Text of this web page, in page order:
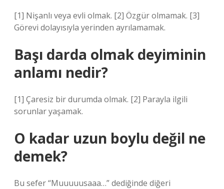
[1] Nişanlı veya evli olmak. [2] Özgür olmamak. [3]
Görevi dolayısıyla yerinden ayrılamamak.
Başı darda olmak deyiminin
anlamı nedir?
[1] Çaresiz bir durumda olmak. [2] Parayla ilgili
sorunlar yaşamak.
O kadar uzun boylu değil ne
demek?
Bu sefer “Muuuuusaaa…” dediğinde diğeri